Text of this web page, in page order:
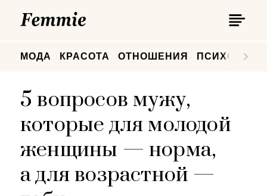
МОДА КРАСОТА ОТНОШЕНИЯ
5 вопросов мужу,
которые для молодой
женщины — норма,
а для возрастной —